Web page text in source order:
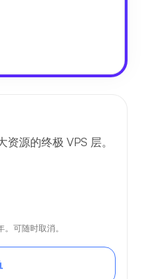
源的终极 VPS 层。
可随时取消。